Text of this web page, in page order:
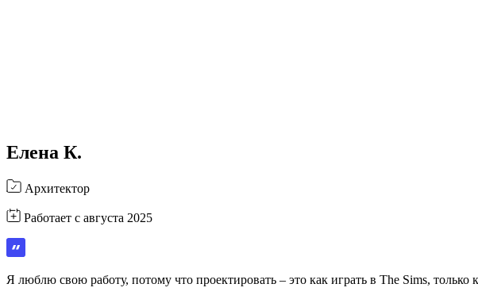
Елена К.
Архитектор
Работает с августа 2025
Я люблю свою работу, потому что проектировать – это как играть в The Sims,